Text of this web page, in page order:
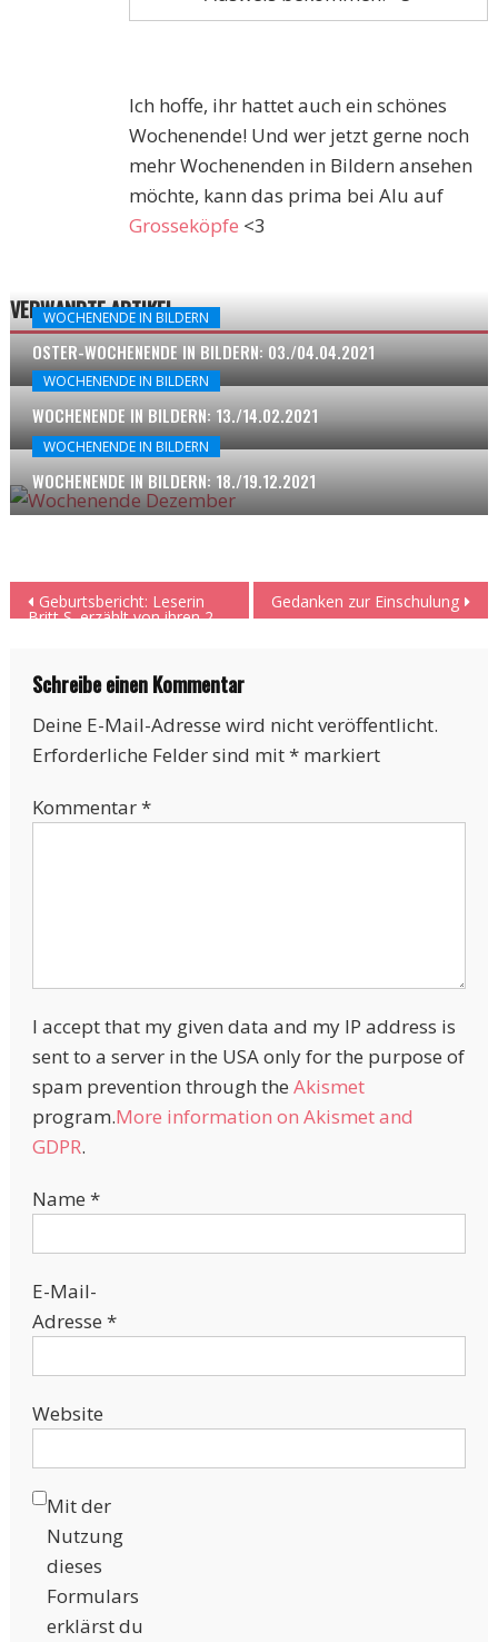
Ich hoffe, ihr hattet auch ein schönes
Wochenende! Und wer jetzt gerne noch
mehr Wochenenden in Bildern ansehen
möchte, kann das prima bei Alu auf
Grosseköpfe <3
VERWANDTE ARTIKEL
WOCHENENDE IN BILDERN
OSTER-WOCHENENDE IN BILDERN: 03./04.04.2021
WOCHENENDE IN BILDERN
WOCHENENDE IN BILDERN: 13./14.02.2021
WOCHENENDE IN BILDERN
WOCHENENDE IN BILDERN: 18./19.12.2021
Beitragsnavigation
Geburtsbericht: Leserin
Britt S. erzählt von ihren 2
Gedanken zur Einschulung
Schreibe einen Kommentar
Deine E-Mail-Adresse wird nicht veröffentlicht.
Erforderliche Felder sind mit*markiert
Kommentar*
I accept that my given data and my IP address is
sent to a server in the USA only for the purpose of
spam prevention through the Akismet
program.More information on Akismet and
GDPR.
Name *
E-Mail-
Adresse *
Website
Mit der
Nutzung
dieses
Formulars
erklärst du